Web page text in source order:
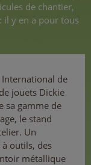
de chantier,
il y en a pour tous
de
jouets Dickie
sa gamme de
le stand
Un
outils, des
métallique